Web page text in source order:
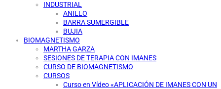
INDUSTRIAL
ANILLO
BARRA SUMERGIBLE
BUJIA
BIOMAGNETISMO
MARTHA GARZA
SESIONES DE TERAPIA CON IMANES
CURSO DE BIOMAGNETISMO
CURSOS
Curso en Vídeo «APLICACIÓN DE IMANES CON UN